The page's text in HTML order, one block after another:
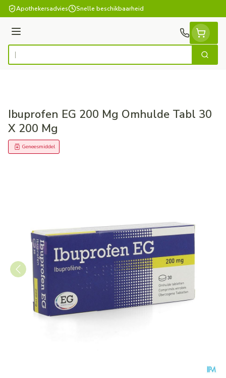
Ga naar de inhoud
Apothekersadvies Snelle beschikbaarheid
Menu
Product, merk, categorie... Zoek
Ibuprofen EG 200 Mg Omhulde Tabl 30
X 200 Mg
Geneesmiddel